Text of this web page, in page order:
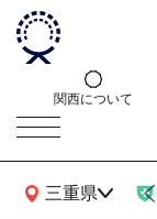
関西について
三重県
関西広域MAP